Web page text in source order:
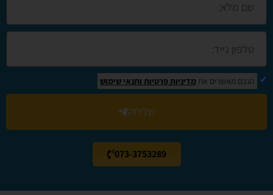
הנכם מאשרים את מדיניות פרטיות ותנאי שימוש
שליחה
073-3753289